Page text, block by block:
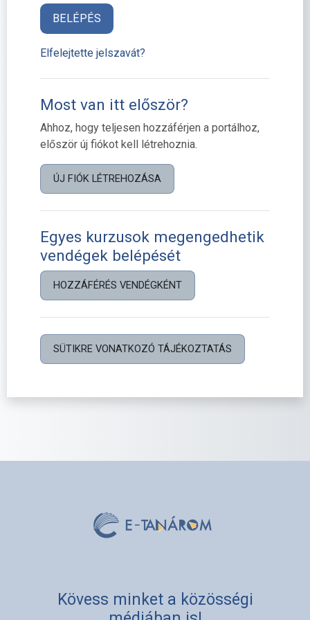
BELÉPÉS
Elfelejtette jelszavát?
Most van itt először?
Ahhoz, hogy teljesen hozzáférjen a portálhoz,
először új fiókot kell létrehoznia.
ÚJ FIÓK LÉTREHOZÁSA
Egyes kurzusok megengedhetik
vendégek belépését
HOZZÁFÉRÉS VENDÉGKÉNT
SÜTIKRE VONATKOZÓ TÁJÉKOZTATÁS
Kövess minket a közösségi